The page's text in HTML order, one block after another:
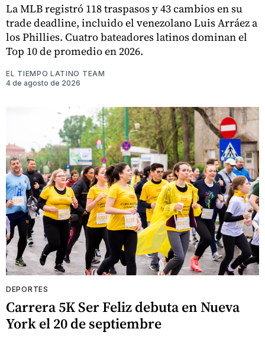
La MLB registró 118 traspasos y 43 cambios en su
trade deadline, incluido el venezolano Luis Arráez a
los Phillies. Cuatro bateadores latinos dominan el
Top 10 de promedio en 2026.
EL TIEMPO LATINO TEAM
4 de agosto de 2026
DEPORTES
Carrera 5K Ser Feliz debuta en Nueva
York el 20 de septiembre